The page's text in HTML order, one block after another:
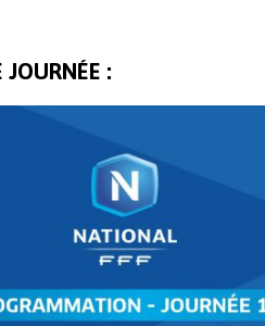
JOURNÉE :